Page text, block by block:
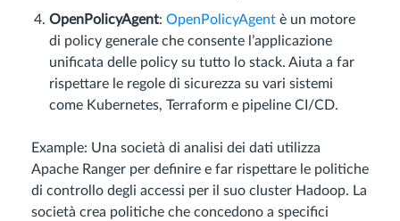
OpenPolicyAgent: OpenPolicyAgent è un motore
di policy generale che consente l’applicazione
unificata delle policy su tutto lo stack. Aiuta a far
rispettare le regole di sicurezza su vari sistemi
come Kubernetes, Terraform e pipeline CI/CD.
Example: Una società di analisi dei dati utilizza
Apache Ranger per definire e far rispettare le politiche
di controllo degli accessi per il suo cluster Hadoop. La
società crea politiche che concedono a specifici